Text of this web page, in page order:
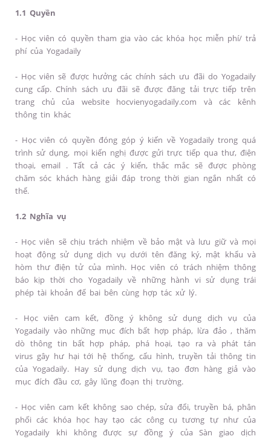
1.1 Quyền
- Học viên có quyền tham gia vào các khóa học miễn phí/ trả
phí của Yogadaily
- Học viên sẽ được hưởng các chính sách ưu đãi do Yogadaily
cung cấp. Chính sách ưu đãi sẽ được đăng tải trực tiếp trên
trang chủ của website hocvienyogadaily.com và các kênh
thông tin khác
- Học viên có quyền đóng góp ý kiến về Yogadaily trong quá
trình sử dụng, mọi kiến nghị được gửi trực tiếp qua thư, điện
thoại, email . Tất cả các ý kiến, thắc mắc sẽ được phòng
chăm sóc khách hàng giải đáp trong thời gian ngắn nhất có
thể.
1.2 Nghĩa vụ
- Học viên sẽ chịu trách nhiệm về bảo mật và lưu giữ và mọi
hoạt động sử dụng dịch vụ dưới tên đăng ký, mật khẩu và
hòm thư điện tử của mình. Học viên có trách nhiệm thông
báo kịp thời cho Yogadaily về những hành vi sử dụng trái
phép tài khoản để bai bên cùng hợp tác xử lý.
- Học viên cam kết, đồng ý không sử dụng dịch vụ của
Yogadaily vào những mục đích bất hợp pháp, lừa đảo , thăm
dò thông tin bất hợp pháp, phá hoại, tạo ra và phát tán
virus gây hư hại tới hệ thống, cấu hình, truyền tải thông tin
của Yogadaily. Hay sử dụng dịch vụ, tạo đơn hàng giả vào
mục đích đầu cơ, gây lũng đoạn thị trường.
- Học viên cam kết không sao chép, sửa đổi, truyền bá, phân
phối các khóa học hay tạo các công cụ tương tự như của
Yogadaily khi không được sự đồng ý của Sàn giao dịch